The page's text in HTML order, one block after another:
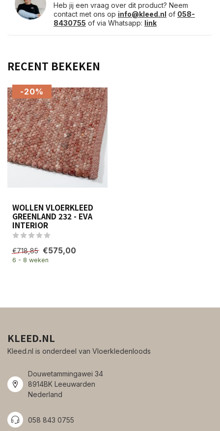
Heb jij een vraag over dit product? Neem
contact met ons op info@kleed.nl of 058-
8430755 of via Whatsapp: link
RECENT BEKEKEN
-20%
WOLLEN VLOERKLEED
GREENLAND 232 - EVA
INTERIOR
€718,85 €575,00
6 - 8 weken
KLEED.NL
Kleed.nl is onderdeel van Vloerkledenloods
Douwetammingawei 34
8914BK Leeuwarden
Nederland
058 843 0755